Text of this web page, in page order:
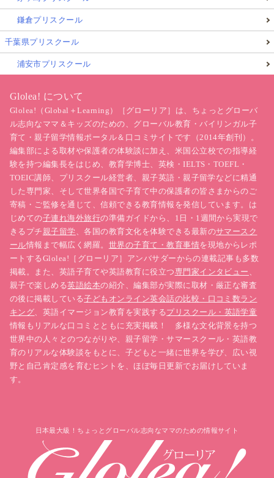
鎌倉プリスクール
千葉県プリスクール
浦安市プリスクール
Glolea! について
Glolea!（Global＋Learning）［グローリア］は、ちょっとグローバ
ル志向なママ＆キッズのための、グローバル教育・バイリンガル子
育て・親子留学情報ポータル＆口コミサイトです（2014年創刊）。
編集部による取材や保護者の体験談に加え、米国公立校での指導経
験を持つ編集長をはじめ、教育学博士、英検・IELTS・TOEFL・
TOEIC講師、プリスクール経営者、親子英語・親子留学などに精通
した専門家、そして世界各国で子育て中の保護者の皆さまからのご
寄稿・ご監修を通じて、信頼できる教育情報を発信しています。は
じめての子連れ海外旅行の準備ガイドから、1日・1週間から実現で
きるプチ親子留学、各国の教育文化を体験できる最新のサマースク
ール情報まで幅広く網羅。 世界の子育て・教育事情を現地からレポ
ートするGlolea!［グローリア］アンバサダーからの連載記事も多数
掲載。また、英語子育てや英語教育に役立つ専門家インタビュー 、
親子で楽しめる英語絵本の紹介、編集部が実際に取材・厳正な審査
の後に掲載している子どもオンライン英会話の比較・口コミ数ラン
キング、英語イマージョン教育を実践するプリスクール・英語学童
情報もリアルな口コミとともに充実掲載！ 多様な文化背景を持つ
世界中の人々とのつながりや、親子留学・サマースクール・英語教
育のリアルな体験談をもとに、子どもと一緒に世界を学び、広い視
野と自己肯定感を育むヒントを、ほぼ毎日更新でお届けしていま
す。
日本最大級！ちょっとグローバル志向なママのための情報サイト